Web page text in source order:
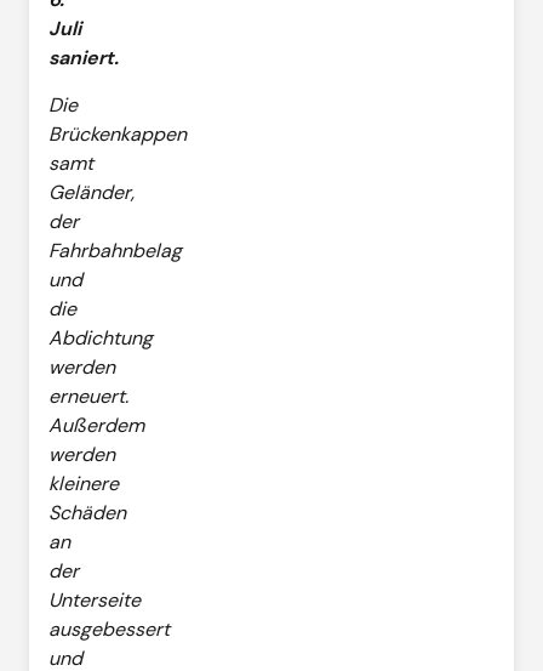
Juli
saniert.
Die
Brückenkappen
samt
Geländer,
der
Fahrbahnbelag
und
die
Abdichtung
werden
erneuert.
Außerdem
werden
kleinere
Schäden
an
der
Unterseite
ausgebessert
und